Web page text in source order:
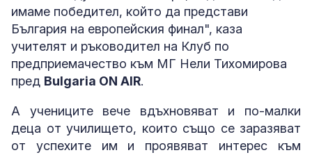
имаме победител, който да представи
България на европейския финал", каза
учителят и ръководител на Клуб по
предприемачество към МГ Нели Тихомирова
пред Bulgaria ON AIR.
А учениците вече вдъхновяват и по-малки
деца от училището, които също се заразяват
от успехите им и проявяват интерес към